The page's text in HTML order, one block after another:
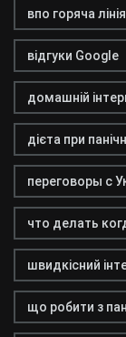
впо горяча лінія
відгуки Google
домашній
дієта при
переговоры с
что делать
швидкісний
що робити з